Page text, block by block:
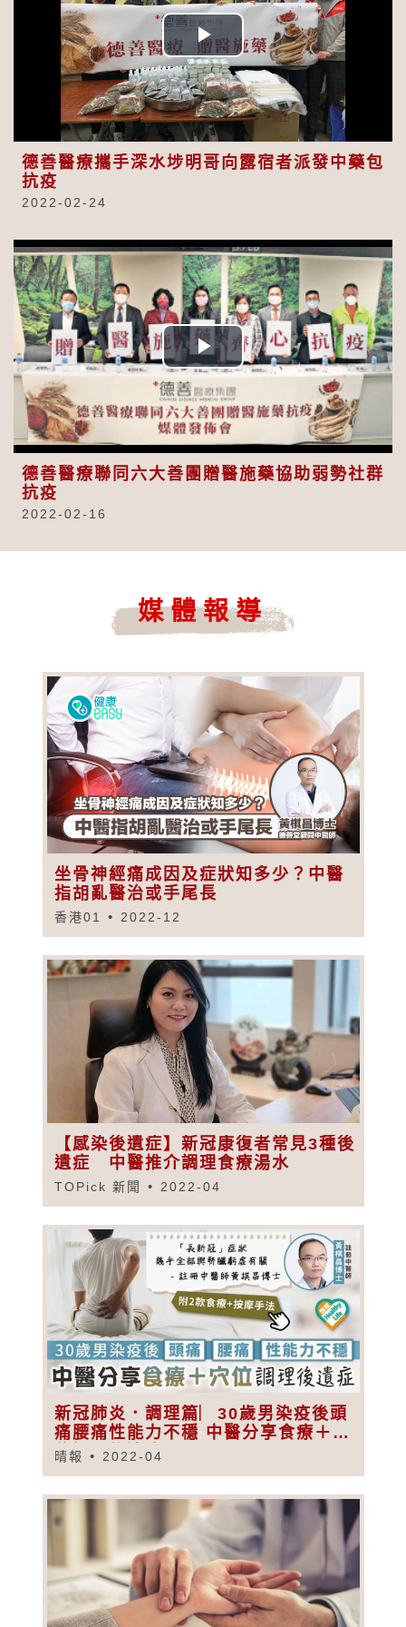
Play
Video
德善醫療攜手深水埗明哥向露宿者派發中藥包
抗疫
2022-02-24
Play
Video
德善醫療聯同六大善團贈醫施藥協助弱勢社群
抗疫
2022-02-16
媒體報導
坐骨神經痛成因及症狀知多少？中醫
指胡亂醫治或手尾長
香港01 2022-12
【感染後遺症】新冠康復者常見3種後
遺症 中醫推介調理食療湯水
TOPick 新聞 2022-04
新冠肺炎．調理篇︳30歲男染疫後頭
痛腰痛性能力不穩 中醫分享食療＋穴
位調理後遺症
晴報 2022-04